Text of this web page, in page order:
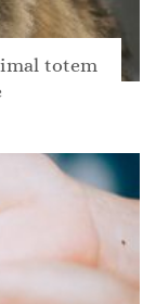
totem